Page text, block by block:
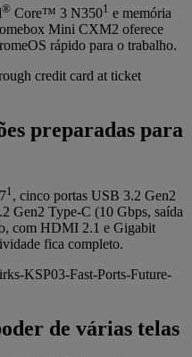
® Core™ 3 N3501 e memória
Mini CXM2 oferece
rápido para o trabalho.
preparadas para
1 , cinco portas USB 3.2 Gen2
Gen2 Type-C (10 Gbps, saída
com HDMI 2.1 e Gigabit
fica completo.
de várias telas